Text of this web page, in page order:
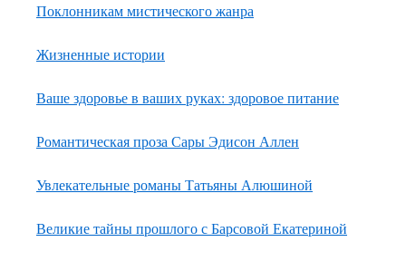
Поклонникам мистического жанра
Жизненные истории
Ваше здоровье в ваших руках: здоровое питание
Романтическая проза Сары Эдисон Аллен
Увлекательные романы Татьяны Алюшиной
Великие тайны прошлого с Барсовой Екатериной